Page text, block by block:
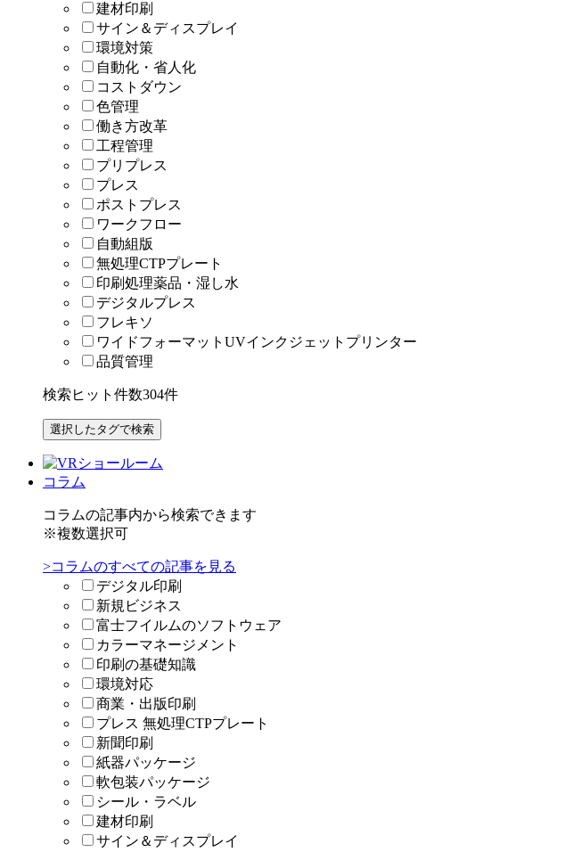
建材印刷
サイン＆ディスプレイ
環境対策
自動化・省人化
コストダウン
色管理
働き方改革
工程管理
プリプレス
プレス
ポストプレス
ワークフロー
自動組版
無処理CTPプレート
印刷処理薬品・湿し水
デジタルプレス
フレキソ
ワイドフォーマットUVインクジェットプリンター
品質管理
検索ヒット件数304件
コラム
コラムの記事内から検索できます
※複数選択可
>コラムのすべての記事を見る
デジタル印刷
新規ビジネス
富士フイルムのソフトウェア
カラーマネージメント
印刷の基礎知識
環境対応
商業・出版印刷
プレス 無処理CTPプレート
新聞印刷
紙器パッケージ
軟包装パッケージ
シール・ラベル
建材印刷
サイン＆ディスプレイ